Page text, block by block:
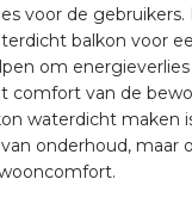
voor de gebruikers.
balkon voor
om
comfort van de
waterdicht maken
onderhoud, maar